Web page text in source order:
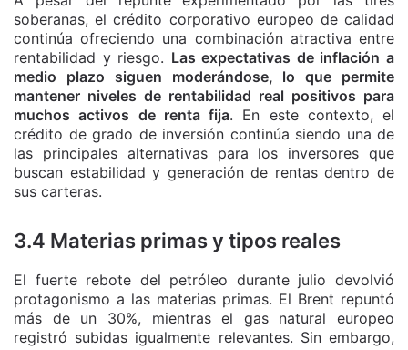
soberanas, el crédito corporativo europeo de calidad
continúa ofreciendo una combinación atractiva entre
rentabilidad y riesgo. Las expectativas de inflación a
medio plazo siguen moderándose, lo que permite
mantener niveles de rentabilidad real positivos para
muchos activos de renta fija. En este contexto, el
crédito de grado de inversión continúa siendo una de
las principales alternativas para los inversores que
buscan estabilidad y generación de rentas dentro de
sus carteras.
3.4 Materias primas y tipos reales
El fuerte rebote del petróleo durante julio devolvió
protagonismo a las materias primas. El Brent repuntó
más de un 30%, mientras el gas natural europeo
registró subidas igualmente relevantes. Sin embargo,